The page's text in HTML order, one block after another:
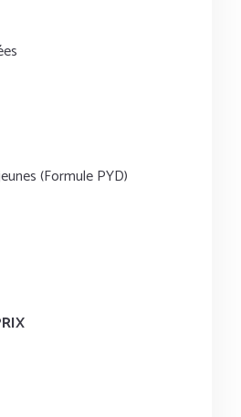
(Formule PYD)